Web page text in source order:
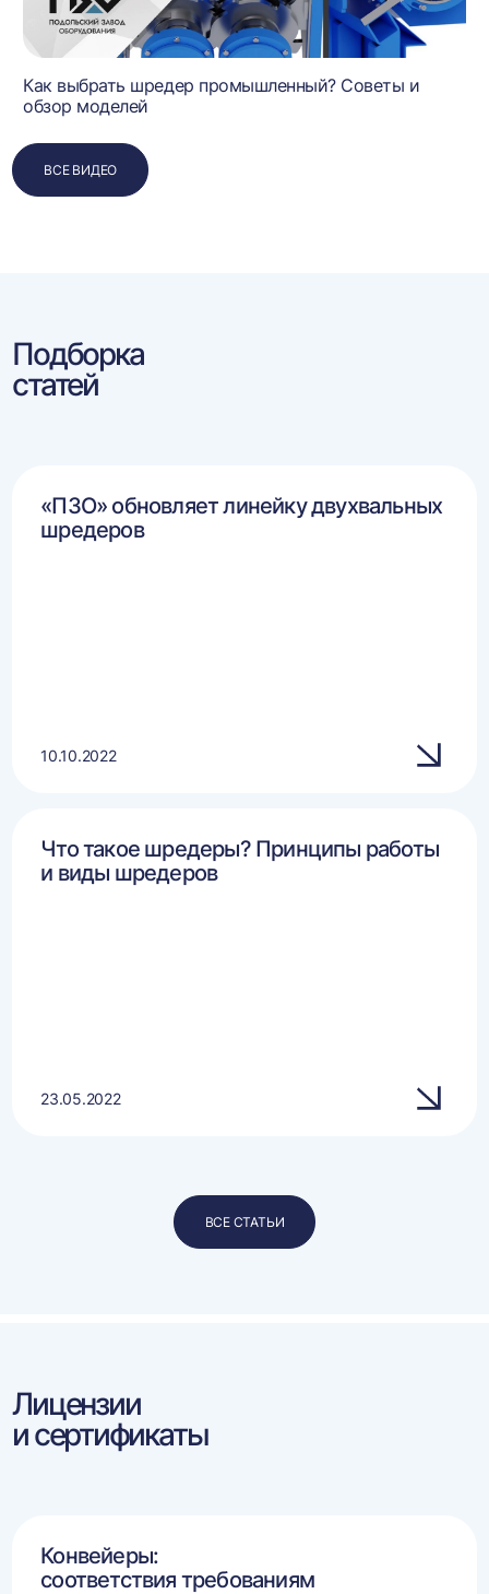
Как выбрать шредер промышленный? Советы и
обзор моделей
ВСЕ ВИДЕО
Подборка
статей
«ПЗО» обновляет линейку двухвальных
шредеров
10.10.2022
Что такое шредеры? Принципы работы
и виды шредеров
23.05.2022
ВСЕ СТАТЬИ
Лицензии
и сертификаты
Конвейеры:
соответствия требованиям